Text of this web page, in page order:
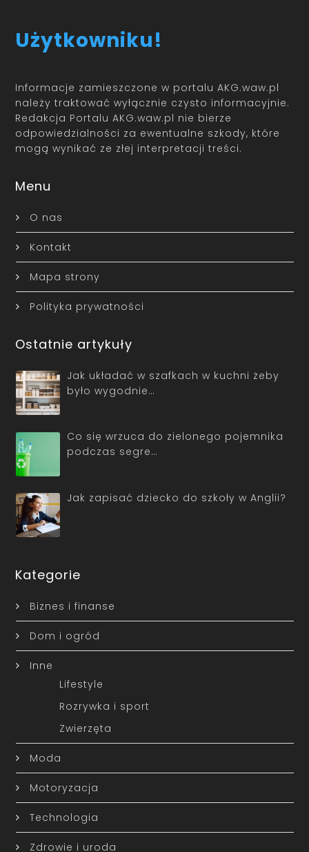
Użytkowniku!
Informacje zamieszczone w portalu AKG.waw.pl
należy traktować wyłącznie czysto informacyjnie.
Redakcja Portalu AKG.waw.pl nie bierze
odpowiedzialności za ewentualne szkody, które
mogą wynikać ze złej interpretacji treści.
Menu
O nas
Kontakt
Mapa strony
Polityka prywatności
Ostatnie artykuły
Jak układać w szafkach w kuchni żeby
było wygodnie…
Co się wrzuca do zielonego pojemnika
podczas segre…
Jak zapisać dziecko do szkoły w Anglii?
Kategorie
Biznes i finanse
Dom i ogród
Inne
Lifestyle
Rozrywka i sport
Zwierzęta
Moda
Motoryzacja
Technologia
Zdrowie i uroda